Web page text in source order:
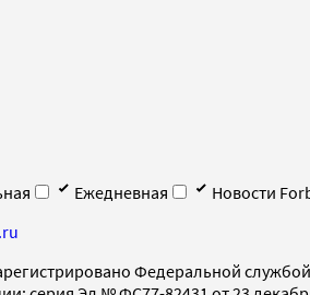
Ежедневная
Новости
Федеральной